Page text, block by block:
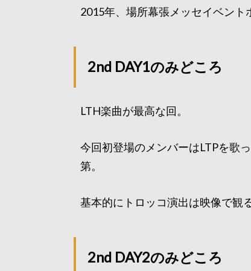
2015年、場所幕張メッセイベント
2nd DAY1のみどころ
LTH楽曲が最高な回。
今回初登場のメンバーはLTPを歌
第。
基本的にトロッコ演出は映像で観
2nd DAY2のみどころ